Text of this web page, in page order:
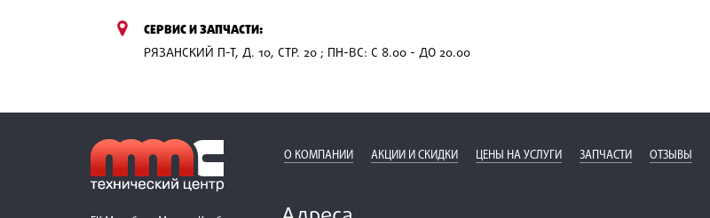
СЕРВИС И ЗАПЧАСТИ:
РЯЗАНСКИЙ П-Т, Д. 10, СТР. 20 ; ПН-ВС: С 8.00 - ДО 20.00
О КОМПАНИИ АКЦИИ И СКИДКИ ЦЕНЫ НА УСЛУГИ ЗАПЧАСТИ ОТЗЫВЫ